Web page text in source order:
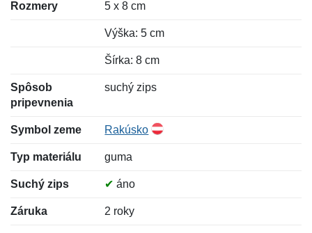
Rozmery 5 x 8 cm
Výška: 5 cm
Šírka: 8 cm
Spôsob
pripevnenia
suchý zips
Symbol zeme Rakúsko
Typ materiálu guma
Suchý zips ✔ áno
Záruka 2 roky